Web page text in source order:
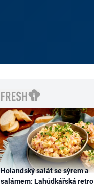
Holandský salát se sýrem a
salámem: Lahůdkářská retro